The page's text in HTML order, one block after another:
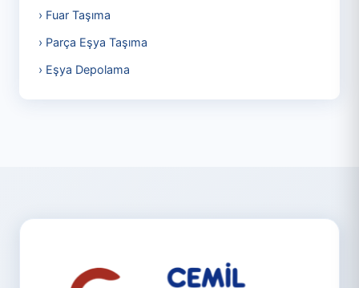
› Fuar Taşıma
› Parça Eşya Taşıma
› Eşya Depolama